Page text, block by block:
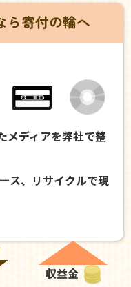
ら寄付の輪へ
ィアを弊社で整
ス、リサイクルで現
収益金